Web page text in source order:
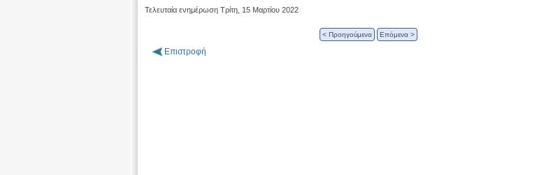
Τελευταία ενημέρωση Τρίτη, 15 Μαρτίου 2022
< Προηγούμενα Επόμενα >
Επιστροφή